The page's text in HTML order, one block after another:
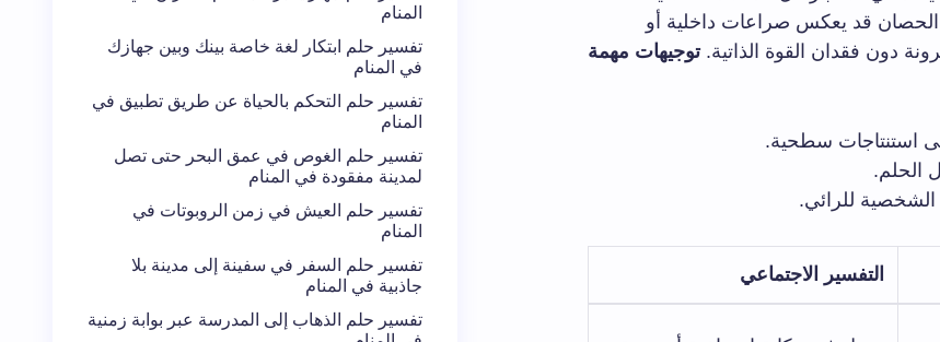
الحصان قد يعكس صراعات داخلية أو
دون فقدان القوة الذاتية.توجيهات مهمة
استنتاجات سطحية.
الحلم.
الشخصية للرائي.
التفسير الاجتماعي
المنام
تفسير حلم ابتكار لغة خاصة بينك وبين جهازك
في المنام
تفسير حلم التحكم بالحياة عن طريق تطبيق في
المنام
تفسير حلم الغوص في عمق البحر حتى تصل
لمدينة مفقودة في المنام
تفسير حلم العيش في زمن الروبوتات في
المنام
تفسير حلم السفر في سفينة إلى مدينة بلا
جاذبية في المنام
تفسير حلم الذهاب إلى المدرسة عبر بوابة زمنية